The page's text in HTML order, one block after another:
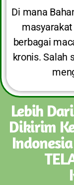
Di mana
berbagai
kronis. Salah
Lebih
Dikirim